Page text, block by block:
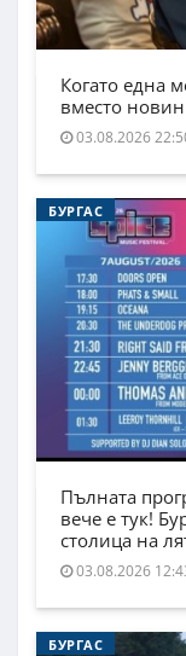
Когато една
вместо
03.08.2026
БУРГАС
Пълната
вече е тук!
столица на
03.08.2026
БУРГАС